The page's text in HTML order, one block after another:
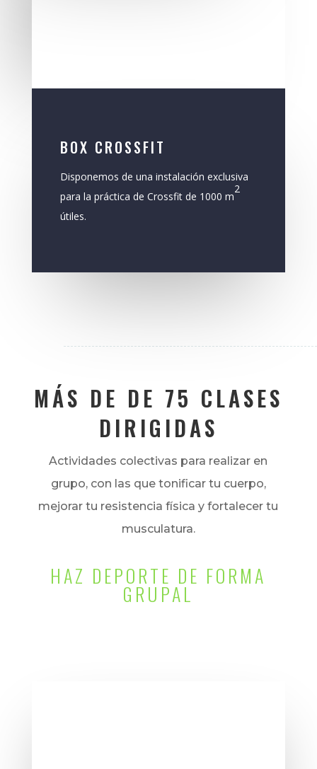
BOX CROSSFIT
Disponemos de una instalación exclusiva
para la práctica de Crossfit de 1000 m
2
útiles.
MÁS DE DE 75 CLASES
DIRIGIDAS
Actividades colectivas para realizar en
grupo, con las que tonificar tu cuerpo,
mejorar tu resistencia física y fortalecer tu
musculatura.
HAZ DEPORTE DE FORMA
GRUPAL